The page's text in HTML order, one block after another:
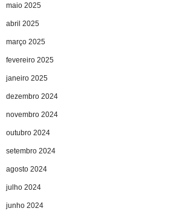
maio 2025
abril 2025
março 2025
fevereiro 2025
janeiro 2025
dezembro 2024
novembro 2024
outubro 2024
setembro 2024
agosto 2024
julho 2024
junho 2024